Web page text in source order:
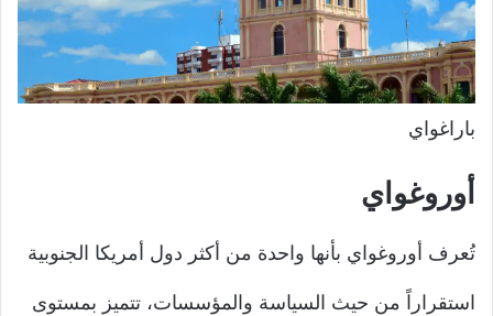
باراغواي
أوروغواي
تُعرف أوروغواي بأنها واحدة من أكثر دول أمريكا الجنوبية
استقراراً من حيث السياسة والمؤسسات، تتميز بمستوى